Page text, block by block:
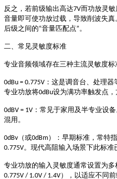
反之，若前级输出高达7V而功放灵敏
音量即可使功放过载，导致削波失
后级之间的“音量匹配点” 。
二、常见灵敏度标准
专业音频领域存在三种主流灵敏度标
0dBu = 0.775V ：这是调音台、处理
专业功放将0dBu设为满功率触发点，
0dBV = 1V ：常见于家用及半专业设备
混用。
0dBv （或0dBm） ：早期标准，常特指
0.775V。现代高阻输入场景下此标准
专业功放的输入灵敏度通常设置为
0.775V / 1.0V / 1.4V），以适应不同